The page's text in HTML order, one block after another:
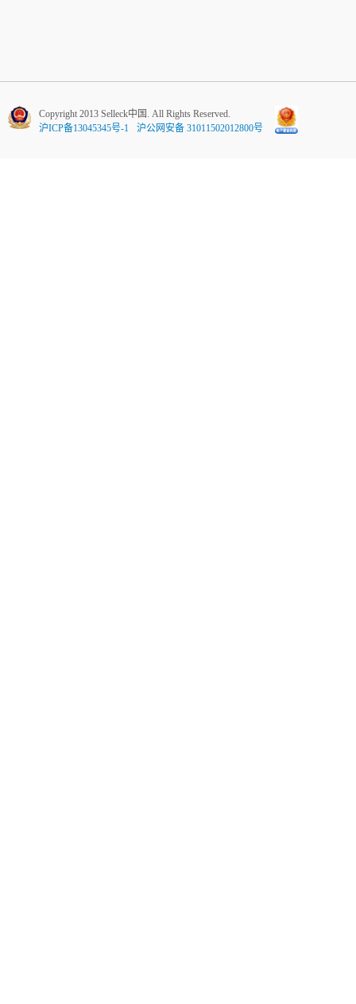
Copyright 2013 Selleck中国. All Rights Reserved.
沪ICP备13045345号-1
沪公网安备 31011502012800号